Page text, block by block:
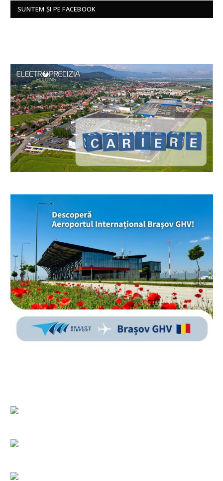
SUNTEM ȘI PE FACEBOOK